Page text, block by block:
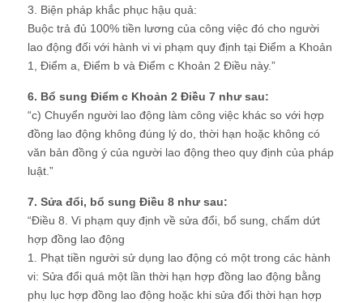
3. Biện pháp khắc phục hậu quả:
Buộc trả đủ 100% tiền lương của công việc đó cho người
lao động đối với hành vi vi phạm quy định tại Điểm a Khoản
1, Điểm a, Điểm b và Điểm c Khoản 2 Điều này.”
6. Bổ sung Điểm c Khoản 2 Điều 7 như sau:
“c) Chuyển người lao động làm công việc khác so với hợp
đồng lao động không đúng lý do, thời hạn hoặc không có
văn bản đồng ý của người lao động theo quy định của pháp
luật.”
7. Sửa đổi, bổ sung Điều 8 như sau:
“Điều 8. Vi phạm quy định về sửa đổi, bổ sung, chấm dứt
hợp đồng lao động
1. Phạt tiền người sử dụng lao động có một trong các hành
vi: Sửa đổi quá một lần thời hạn hợp đồng lao động bằng
phụ lục hợp đồng lao động hoặc khi sửa đổi thời hạn hợp